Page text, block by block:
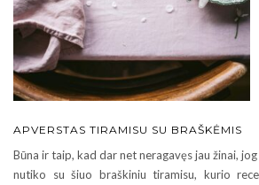
APVERSTAS TIRAMISU SU BRAŠKĖMIS
Būna ir taip, kad dar net neragavęs jau žinai,
nutiko su šiuo braškiniu tiramisu, kurio